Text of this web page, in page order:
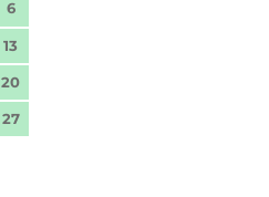
6
13
20
27